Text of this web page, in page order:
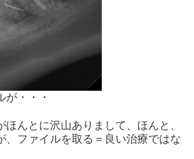
が・・・
ほんとに沢山ありまして、ほんと、
、ファイルを取る＝良い治療ではな